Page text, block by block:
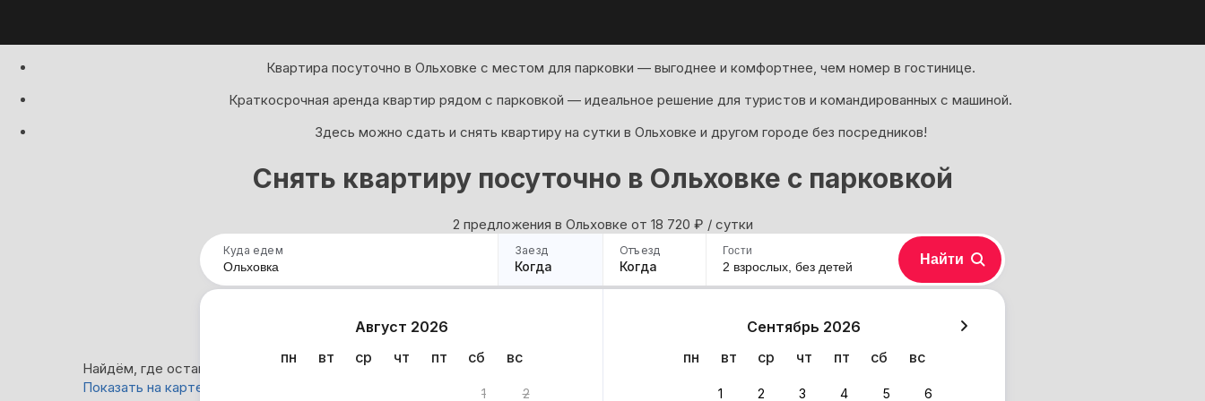
Квартира посуточно в Ольховке с местом для парковки — выгоднее и комфортнее, чем номер в гостинице.
Краткосрочная аренда квартир рядом с парковкой — идеальное решение для туристов и командированных с машиной.
Здесь можно сдать и снять квартиру на сутки в Ольховке и другом городе без посредников!
Снять квартиру посуточно в Ольховке с парковкой
2 предложения в Ольховке oт 18 720 ₽ / сутки
Куда едем Заезд
Когда
Отъезд
Когда
Август 2026
пн
вт ср чт пт сб вс
1 2
Сентябрь 2026
пн
вт ср чт пт сб вс
1 2 3 4 5 6
Гости
2 взрослых, без детей Найти
Найдём, где остановиться в Ольховке: 2 варианта
Показать на карте